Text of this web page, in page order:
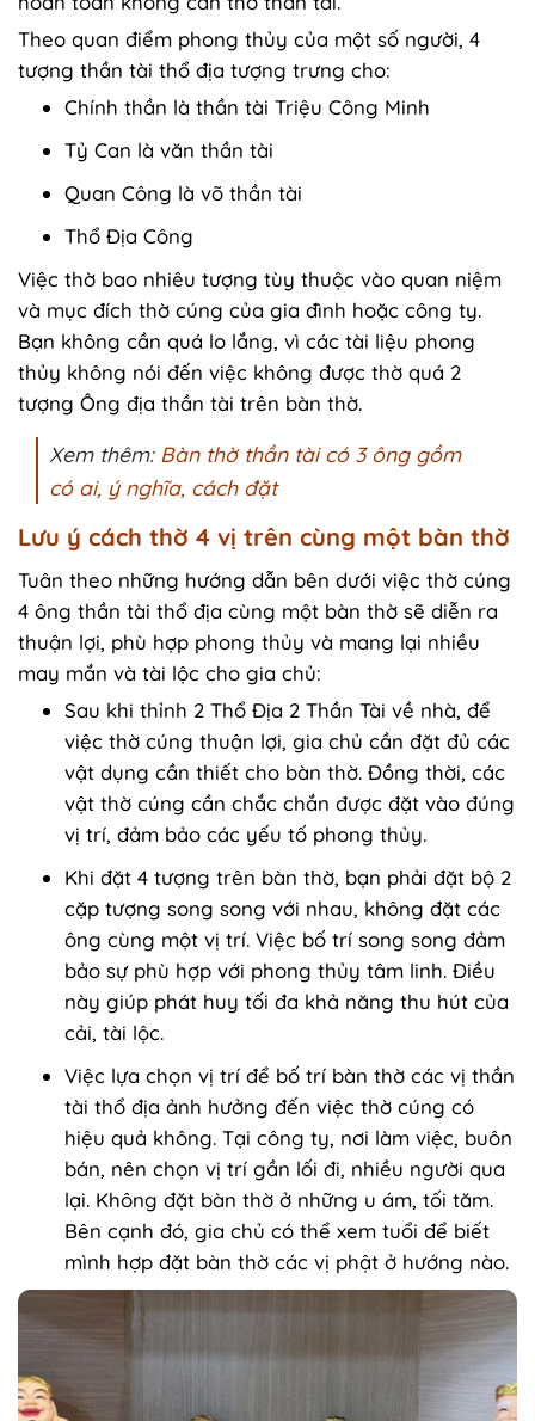
Theo quan điểm phong thủy của một số người, 4
tượng thần tài thổ địa tượng trưng cho:
Chính thần là thần tài Triệu Công Minh
Tỷ Can là văn thần tài
Quan Công là võ thần tài
Thổ Địa Công
Việc thờ bao nhiêu tượng tùy thuộc vào quan niệm
và mục đích thờ cúng của gia đình hoặc công ty.
Bạn không cần quá lo lắng, vì các tài liệu phong
thủy không nói đến việc không được thờ quá 2
tượng Ông địa thần tài trên bàn thờ.
Xem thêm: Bàn thờ thần tài có 3 ông gồm
có ai, ý nghĩa, cách đặt
Lưu ý cách thờ 4 vị trên cùng một bàn thờ
Tuân theo những hướng dẫn bên dưới việc thờ cúng
4 ông thần tài thổ địa cùng một bàn thờ sẽ diễn ra
thuận lợi, phù hợp phong thủy và mang lại nhiều
may mắn và tài lộc cho gia chủ:
Sau khi thỉnh 2 Thổ Địa 2 Thần Tài về nhà, để
việc thờ cúng thuận lợi, gia chủ cần đặt đủ các
vật dụng cần thiết cho bàn thờ. Đồng thời, các
vật thờ cúng cần chắc chắn được đặt vào đúng
vị trí, đảm bảo các yếu tố phong thủy.
Khi đặt 4 tượng trên bàn thờ, bạn phải đặt bộ 2
cặp tượng song song với nhau, không đặt các
ông cùng một vị trí. Việc bố trí song song đảm
bảo sự phù hợp với phong thủy tâm linh. Điều
này giúp phát huy tối đa khả năng thu hút của
cải, tài lộc.
Việc lựa chọn vị trí để bố trí bàn thờ các vị thần
tài thổ địa ảnh hưởng đến việc thờ cúng có
hiệu quả không. Tại công ty, nơi làm việc, buôn
bán, nên chọn vị trí gần lối đi, nhiều người qua
lại. Không đặt bàn thờ ở những u ám, tối tăm.
Bên cạnh đó, gia chủ có thể xem tuổi để biết
mình hợp đặt bàn thờ các vị phật ở hướng nào.